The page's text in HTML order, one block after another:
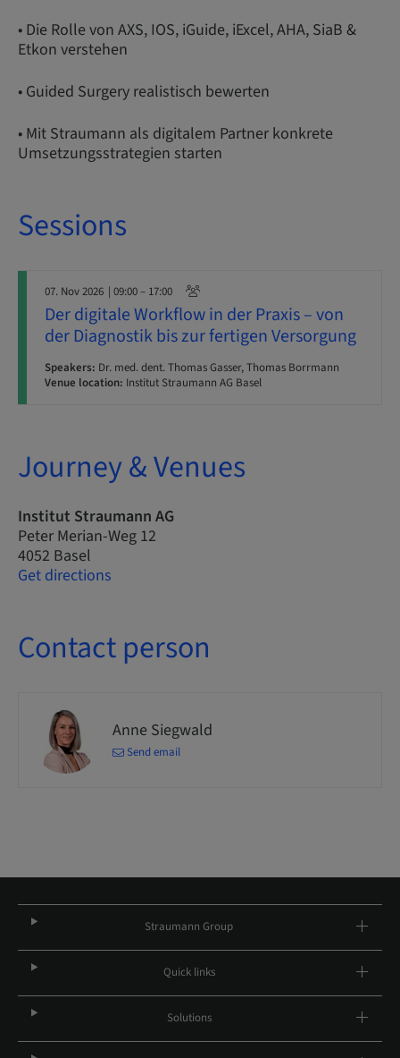
• Die Rolle von AXS, IOS, iGuide, iExcel, AHA, SiaB &
Etkon verstehen
• Guided Surgery realistisch bewerten
• Mit Straumann als digitalem Partner konkrete
Umsetzungsstrategien starten
Sessions
07. Nov 2026 | 09:00 – 17:00
Der digitale Workflow in der Praxis – von
der Diagnostik bis zur fertigen Versorgung
Speakers: Dr. med. dent. Thomas Gasser, Thomas Borrmann
Venue location: Institut Straumann AG Basel
Journey & Venues
Institut Straumann AG
Peter Merian-Weg 12
4052 Basel
Get directions
Contact person
Anne Siegwald
Send email
Straumann Group
Quick links
Solutions